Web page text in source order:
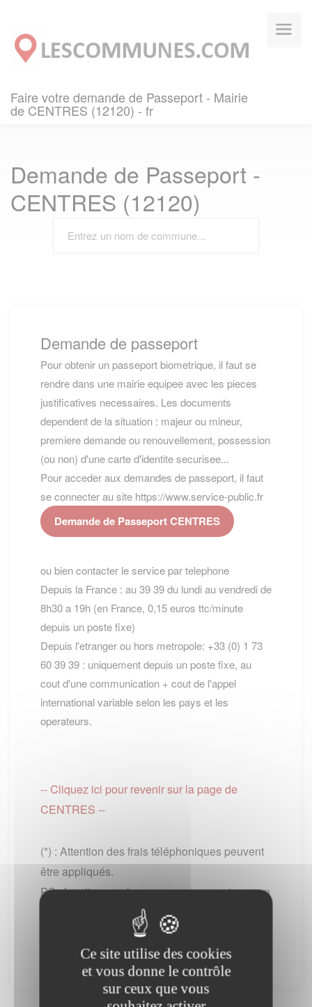
Faire votre demande de Passeport - Mairie
de CENTRES (12120) - fr
Demande de Passeport -
CENTRES (12120)
Demande de passeport
Pour obtenir un passeport biometrique, il faut se
rendre dans une mairie equipee avec les pieces
justificatives necessaires. Les documents
dependent de la situation : majeur ou mineur,
premiere demande ou renouvellement, possession
(ou non) d'une carte d'identite securisee...
Pour acceder aux demandes de passeport, il faut
se connecter au site https://www.service-public.fr
Demande de Passeport CENTRES
ou bien contacter le service par telephone
Depuis la France : au 39 39 du lundi au vendredi de
8h30 a 19h (en France, 0,15 euros ttc/minute
depuis un poste fixe)
Depuis l'etranger ou hors metropole: +33 (0) 1 73
60 39 39 : uniquement depuis un poste fixe, au
cout d'une communication + cout de l'appel
international variable selon les pays et les
operateurs.
-- Cliquez ici pour revenir sur la page de
CENTRES --
(*) : Attention des frais téléphoniques peuvent
être appliqués.
PS : Le site www.lescommunes.com n'a aucun
Service public
simplement de vous connecter à leur site
internet. Il ne fournit aucune prestation.
Ce site utilise des cookies
et vous donne le contrôle
sur ceux que vous